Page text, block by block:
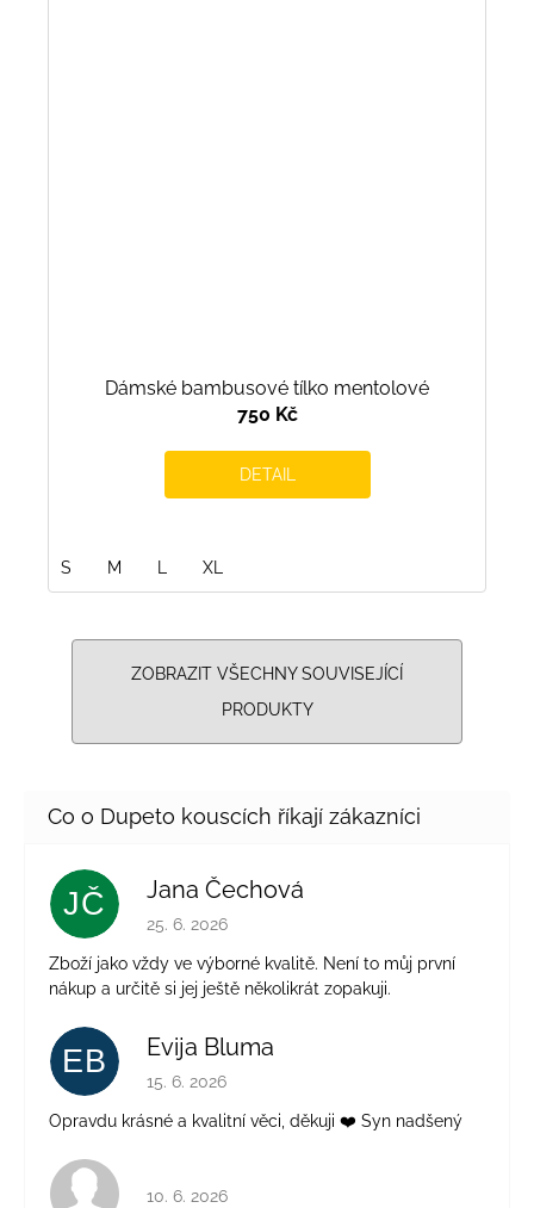
Dámské bambusové tílko mentolové
750 Kč
DETAIL
S M L XL
ZOBRAZIT VŠECHNY SOUVISEJÍCÍ
PRODUKTY
JČ Jana Čechová
Hodnocení obchodu je 5 z 5 hvězdiček.
25. 6. 2026
Zboží jako vždy ve výborné kvalitě. Není to můj první
nákup a určitě si jej ještě několikrát zopakuji.
EB Evija Bluma
Hodnocení obchodu je 5 z 5 hvězdiček.
15. 6. 2026
Opravdu krásné a kvalitní věci, děkuji ❤️ Syn nadšený
Hodnocení obchodu je 4 z 5 hvězdiček.
10. 6. 2026